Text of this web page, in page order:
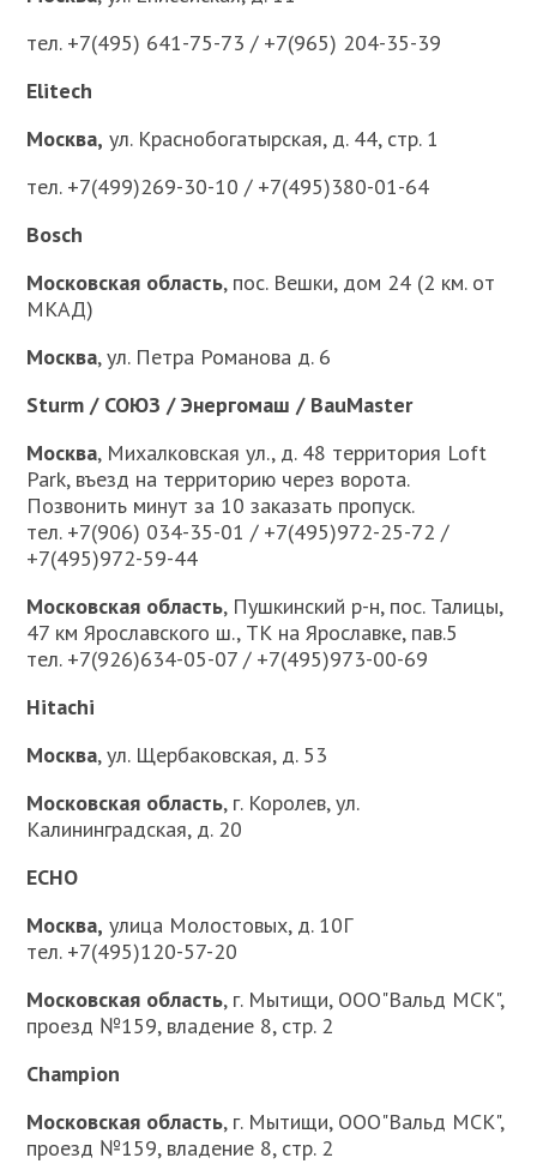
тел. +7(495) 641-75-73 / +7(965) 204-35-39
Elitech
Москва, ул. Краснобогатырская, д. 44, стр. 1
тел. +7(499)269-30-10 / +7(495)380-01-64
Bosch
Московская область, пос. Вешки, дом 24 (2 км. от
МКАД)
Москва, ул. Петра Романова д. 6
Sturm / СОЮЗ / Энергомаш / BauMaster
Москва, Михалковская ул., д. 48 территория Loft
Park, въезд на территорию через ворота.
Позвонить минут за 10 заказать пропуск.
тел. +7(906) 034-35-01 / +7(495)972-25-72 /
+7(495)972-59-44
Московская область, Пушкинский р-н, пос. Талицы,
47 км Ярославского ш., ТК на Ярославке, пав.5
тел. +7(926)634-05-07 / +7(495)973-00-69
Hitachi
Москва, ул. Щербаковская, д. 53
Московская область, г. Королев, ул.
Калининградская, д. 20
ECHO
Москва, улица Молостовых, д. 10Г
тел. +7(495)120-57-20
Московская область, г. Мытищи, ООО"Вальд МСК",
проезд №159, владение 8, стр. 2
Champion
Московская область, г. Мытищи, ООО"Вальд МСК",
проезд №159, владение 8, стр. 2